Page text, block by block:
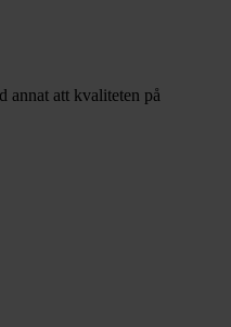
annat att kvaliteten på